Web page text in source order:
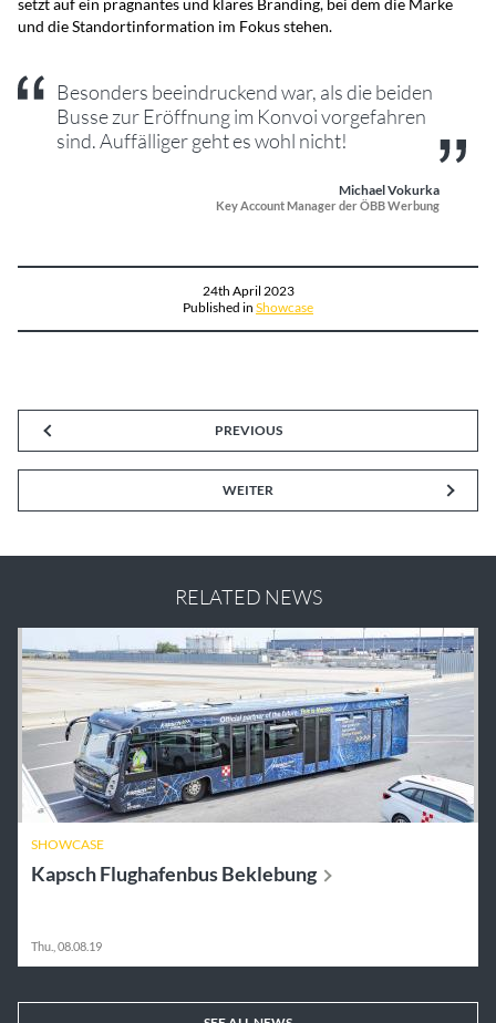
setzt auf ein prägnantes und klares Branding, bei dem die Marke
und die Standortinformation im Fokus stehen.
Besonders beeindruckend war, als die beiden
Busse zur Eröffnung im Konvoi vorgefahren
sind. Auffälliger geht es wohl nicht!
Michael Vokurka
Key Account Manager der ÖBB Werbung
24th April 2023
Published in Showcase
PREVIOUS
WEITER
RELATED NEWS
SHOWCASE
Kapsch FlughafenbusBeklebung
Thu., 08.08.19